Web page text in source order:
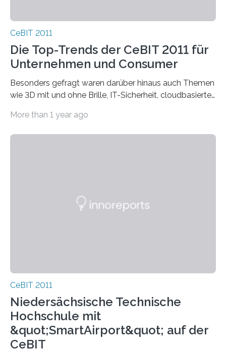
CeBIT 2011
Die Top-Trends der CeBIT 2011 für
Unternehmen und Consumer
Besonders gefragt waren darüber hinaus auch Themen
wie 3D mit und ohne Brille, IT-Sicherheit, cloudbasierte
More than 1 year ago
CeBIT 2011
Niedersächsische Technische
Hochschule mit
&quot;SmartAirport&quot; auf der
CeBIT